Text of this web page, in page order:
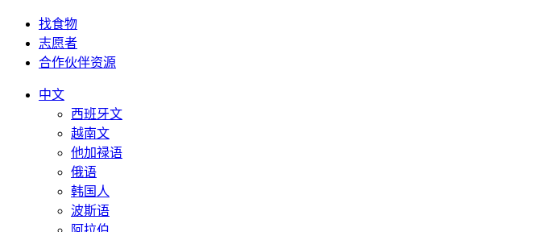
找食物
志愿者
合作伙伴资源
中文
西班牙文
越南文
他加禄语
俄语
韩国人
波斯语